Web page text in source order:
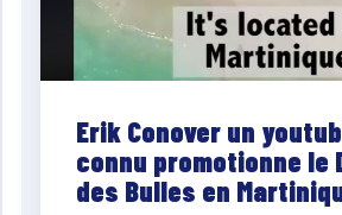
Erik Conover un
connu promotionne le
des Bulles en